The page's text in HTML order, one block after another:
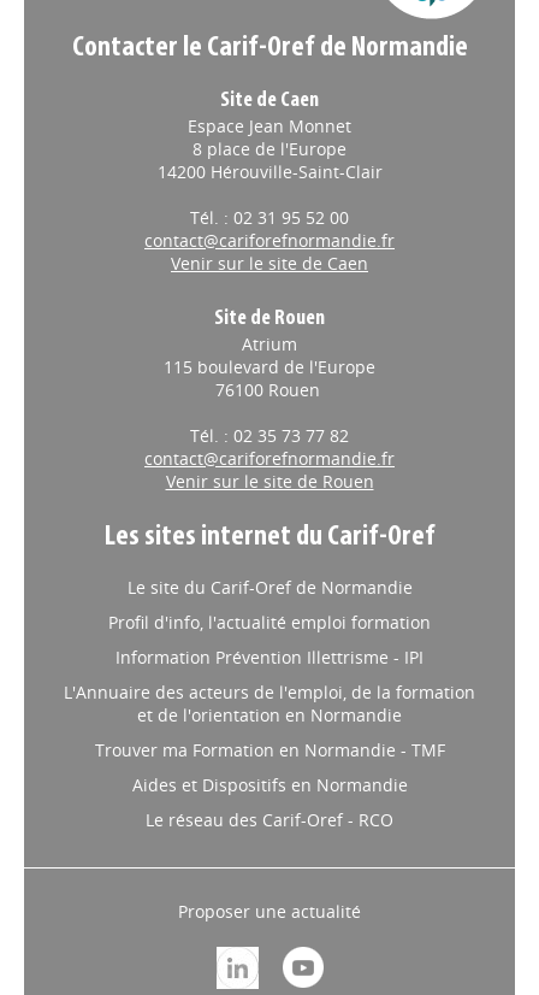
Contacter le Carif-Oref de Normandie
Site de Caen
Espace Jean Monnet
8 place de l'Europe
14200 Hérouville-Saint-Clair
Tél. : 02 31 95 52 00
contact@cariforefnormandie.fr
Venir sur le site de Caen
Site de Rouen
Atrium
115 boulevard de l'Europe
76100 Rouen
Tél. : 02 35 73 77 82
contact@cariforefnormandie.fr
Venir sur le site de Rouen
Les sites internet du Carif-Oref
Le site du Carif-Oref de Normandie
Profil d'info, l'actualité emploi formation
Information Prévention Illettrisme - IPI
L'Annuaire des acteurs de l'emploi, de la formation
et de l'orientation en Normandie
Trouver ma Formation en Normandie - TMF
Aides et Dispositifs en Normandie
Le réseau des Carif-Oref - RCO
Proposer une actualité